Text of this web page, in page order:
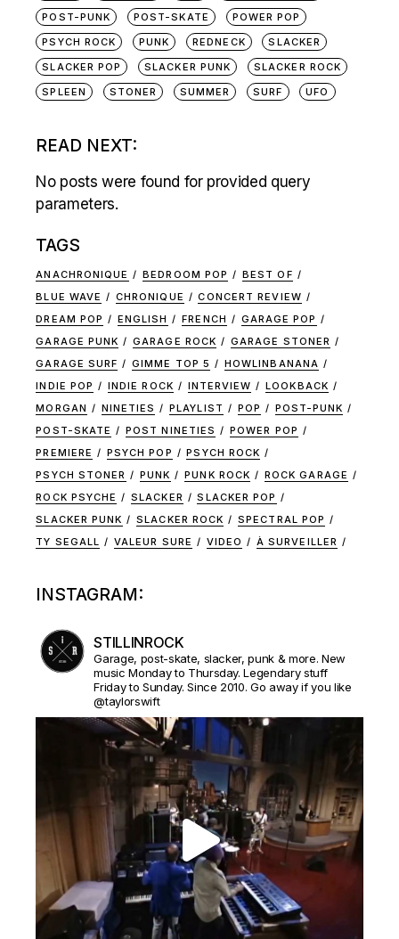
POST-PUNK
POST-SKATE
POWER POP
PSYCH ROCK
PUNK REDNECK
SLACKER
SLACKER POP
SLACKER PUNK
SLACKER ROCK
SPLEEN
STONER SUMMER SURF UFO
READ NEXT:
No posts were found for provided query
parameters.
TAGS
ANACHRONIQUE BEDROOM POP
BEST OF
BLUE WAVE
CHRONIQUE
CONCERT REVIEW
DREAM POP
ENGLISH FRENCH
GARAGE POP
GARAGE PUNK
GARAGE ROCK
GARAGE STONER
GARAGE SURF
GIMME TOP 5
HOWLINBANANA
INDIE POP
INDIE ROCK INTERVIEW
LOOKBACK
MORGAN
NINETIES PLAYLIST POP
POST-PUNK
POST-SKATE
POST NINETIES
POWER POP
PREMIERE
PSYCH POP
PSYCH ROCK
PSYCH STONER
PUNK PUNK ROCK
ROCK GARAGE
ROCK PSYCHE
SLACKER
SLACKER POP
SLACKER PUNK
SLACKER ROCK
SPECTRAL POP
TY SEGALL
VALEUR SURE VIDEO À SURVEILLER
INSTAGRAM:
STILLINROCK
Garage, post-skate, slacker, punk & more. New
music Monday to Thursday. Legendary stuff
Friday to Sunday. Since 2010. Go away if you like
@taylorswift